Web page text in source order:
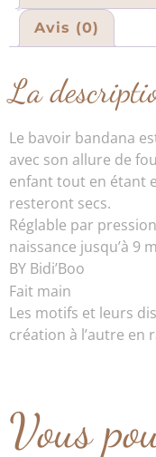
Avis (0)
La
Le bavoir bandana
avec son allure de
enfant tout en étant
resteront secs.
Réglable par
naissance jusqu’à 9
BY Bidi’Boo
Fait main
Les motifs et leurs
création à l’autre en
Vous